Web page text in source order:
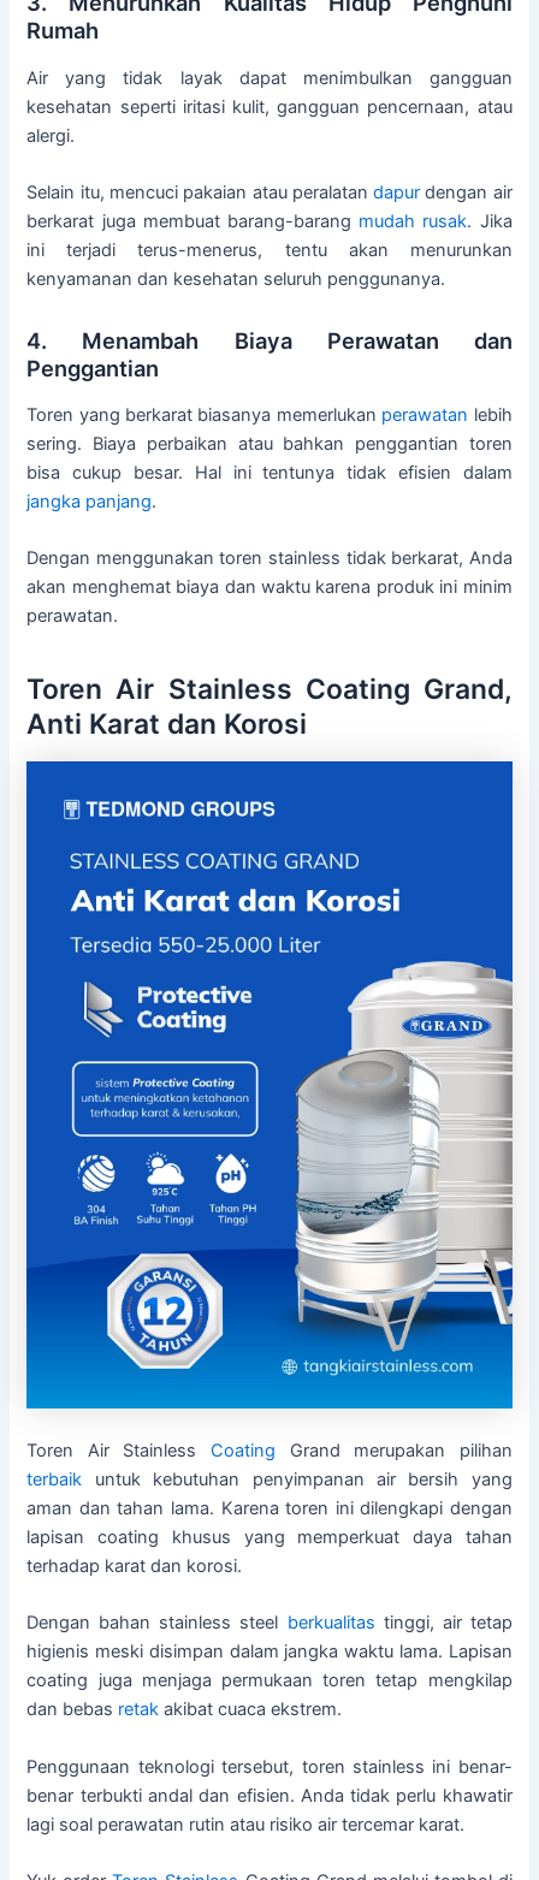
Rumah
Air yang tidak layak dapat menimbulkan gangguan
kesehatan seperti iritasi kulit, gangguan pencernaan, atau
alergi.
Selain itu, mencuci pakaian atau peralatandapur dengan air
berkarat juga membuat barang-barang mudah rusak. Jika
ini terjadi terus-menerus, tentu akan menurunkan
kenyamanan dan kesehatan seluruh penggunanya.
4. Menambah Biaya Perawatan dan
Penggantian
Toren yang berkarat biasanya memerlukan perawatan lebih
sering. Biaya perbaikan atau bahkan penggantian toren
bisa cukup besar. Hal ini tentunya tidak efisien dalam
jangka panjang.
Dengan menggunakan toren stainless tidak berkarat, Anda
akan menghemat biaya dan waktu karena produk ini minim
perawatan.
Toren Air Stainless Coating Grand,
Anti Karat dan Korosi
Toren Air Stainless Coating Grand merupakan pilihan
terbaik untuk kebutuhan penyimpanan air bersih yang
aman dan tahan lama. Karena toren ini dilengkapi dengan
lapisan coating khusus yang memperkuat daya tahan
terhadap karat dan korosi.
Dengan bahan stainless steel berkualitas tinggi, air tetap
higienis meski disimpan dalam jangka waktu lama. Lapisan
coating juga menjaga permukaan toren tetap mengkilap
dan bebas retak akibat cuaca ekstrem.
Penggunaan teknologi tersebut, toren stainless ini benar-
benar terbukti andal dan efisien. Anda tidak perlu khawatir
lagi soal perawatan rutin atau risiko air tercemar karat.